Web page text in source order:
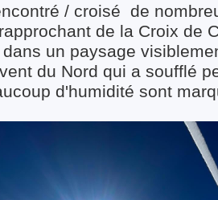
/ croisé de
de la Croix de
un paysage
du Nord qui a soufflé
d'humidité sont